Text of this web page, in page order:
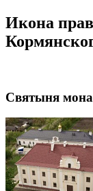
Икона
Святыня